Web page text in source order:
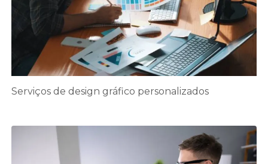
Serviços de design gráfico personalizados